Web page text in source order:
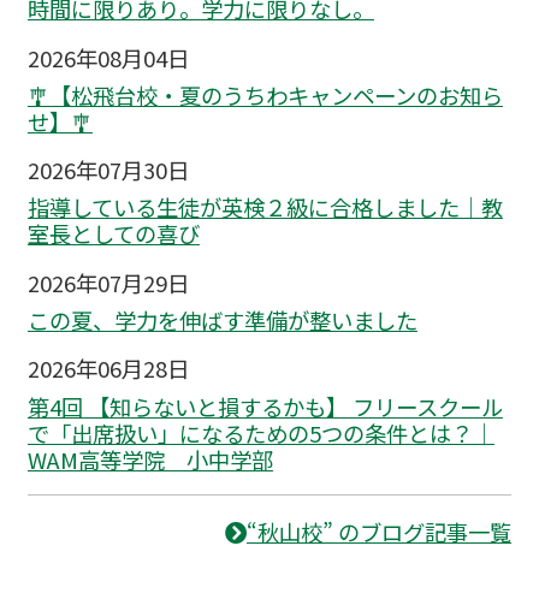
時間に限りあり。学力に限りなし。
2026年08月04日
🎐【松飛台校・夏のうちわキャンペーンのお知ら
せ】🎐
2026年07月30日
指導している生徒が英検２級に合格しました｜教
室長としての喜び
2026年07月29日
この夏、学力を伸ばす準備が整いました
2026年06月28日
第4回 【知らないと損するかも】 フリースクール
で「出席扱い」になるための5つの条件とは？｜
WAM高等学院 小中学部
“秋山校” のブログ記事一覧